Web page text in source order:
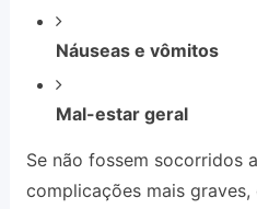
Náuseas e vômitos
Mal-estar geral
Se não fossem socorridos
complicações mais graves,